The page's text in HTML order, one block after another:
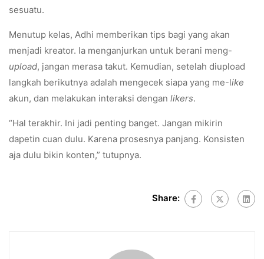
sesuatu.
Menutup kelas, Adhi memberikan tips bagi yang akan
menjadi kreator. Ia menganjurkan untuk berani meng-
upload, jangan merasa takut. Kemudian, setelah diupload
langkah berikutnya adalah mengecek siapa yang me-like
akun, dan melakukan interaksi dengan likers.
“Hal terakhir. Ini jadi penting banget. Jangan mikirin
dapetin cuan dulu. Karena prosesnya panjang. Konsisten
aja dulu bikin konten,” tutupnya.
Share: